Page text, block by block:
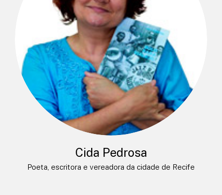
Cida Pedrosa
Poeta, escritora e vereadora da cidade de Recife